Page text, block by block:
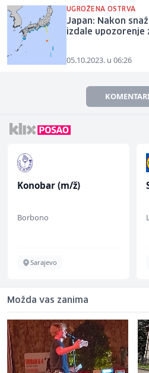
UGROŽENA OSTRVA
Japan: Nakon
izdale upozorenje
05.10.2023. u 06:26
Konobar (m/ž)
Borbono
Sarajevo
Možda vas zanima